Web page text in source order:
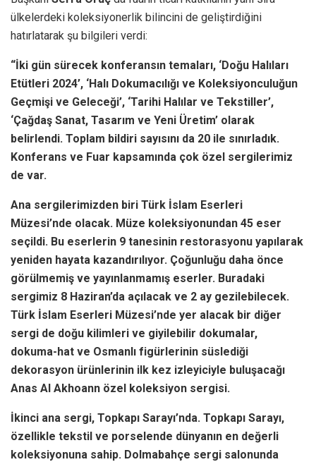
ülkelerdeki koleksiyonerlik bilincini de geliştirdiğini
hatırlatarak şu bilgileri verdi:
“İki gün sürecek konferansın temaları, ‘Doğu Halıları
Etütleri 2024’, ‘Halı Dokumacılığı ve Koleksiyonculuğun
Geçmişi ve Geleceği’, ‘Tarihi Halılar ve Tekstiller’,
‘Çağdaş Sanat, Tasarım ve Yeni Üretim’ olarak
belirlendi. Toplam bildiri sayısını da 20 ile sınırladık.
Konferans ve Fuar kapsamında çok özel sergilerimiz
de var.
Ana sergilerimizden biri Türk İslam Eserleri
Müzesi’nde olacak. Müze koleksiyonundan 45 eser
seçildi. Bu eserlerin 9 tanesinin restorasyonu yapılarak
yeniden hayata kazandırılıyor. Çoğunluğu daha önce
görülmemiş ve yayınlanmamış eserler. Buradaki
sergimiz 8 Haziran’da açılacak ve 2 ay gezilebilecek.
Türk İslam Eserleri Müzesi’nde yer alacak bir diğer
sergi de doğu kilimleri ve giyilebilir dokumalar,
dokuma-hat ve Osmanlı figürlerinin süslediği
dekorasyon ürünlerinin ilk kez izleyiciyle buluşacağı
Anas Al Akhoann özel koleksiyon sergisi.
İkinci ana sergi, Topkapı Sarayı’nda. Topkapı Sarayı,
özellikle tekstil ve porselende dünyanın en değerli
koleksiyonuna sahip. Dolmabahçe sergi salonunda